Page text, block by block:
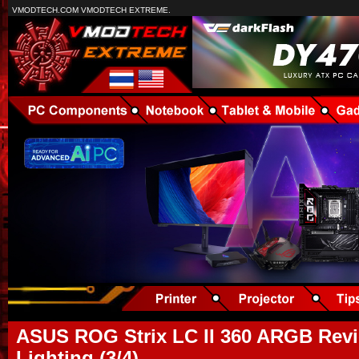
VMODTECH.COM VMODTECH EXTREME.
ASUS ROG Strix LC II 360 ARGB